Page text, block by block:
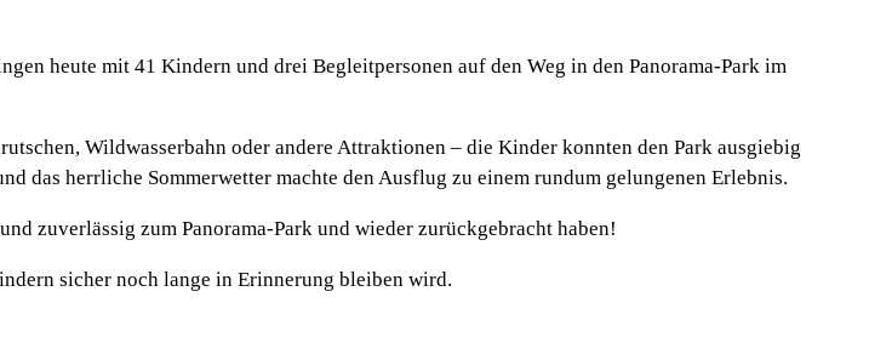
heute mit 41 Kindern und drei Begleitpersonen auf den Weg in den Panorama-Park im
Wildwasserbahn oder andere Attraktionen – die Kinder konnten den Park ausgiebig
das herrliche Sommerwetter machte den Ausflug zu einem rundum gelungenen Erlebnis.
zuverlässig zum Panorama-Park und wieder zurückgebracht haben!
sicher noch lange in Erinnerung bleiben wird.